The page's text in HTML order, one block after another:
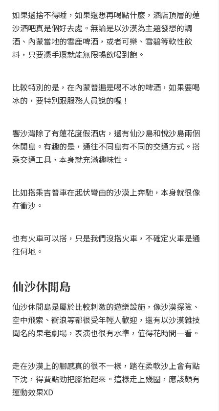
如果還捨不得睡，如果還想再喝點什麼，酒店頂層的蓮
沙酒吧真是個好去處。無論是以沙漠為主題發想的調
酒、內蒙當地的雪鹿啤酒，或者可樂、雪碧等軟性飲
料，只要憑手環就能無限暢飲喝到飽。
比較特別的是，在內蒙普遍是喝不冰的啤酒，如果要喝
冰的，要特別跟服務人員說的喔！
響沙灣除了有蓮花度假酒店，還有仙沙島和悅沙島兩個
休閒島。有趣的是，通往不同島有不同的交通方式。搭
乘交通工具，本身就充滿趣味性。
比如搭乘吉普車在起伏彎曲的沙漠上奔馳，本身就很像
在衝沙。
也有火車可以搭，只是我們沒搭火車，不確定火車是通
往何地。
仙沙休閒島
仙沙休閒島是屬於比較刺激的遊樂設施，像沙漠探險、
空中飛索、衝浪等都很受年輕人歡迎，還有以沙漠雜技
聞名的果老劇場，表演也很有水準，值得花時間一看。
走在沙漠上的腳感真的很不一樣，踏在柔軟沙上會有點
下沈，得費點勁把腳抬起來。這樣走上幾圈，應該頗有
運動效果XD